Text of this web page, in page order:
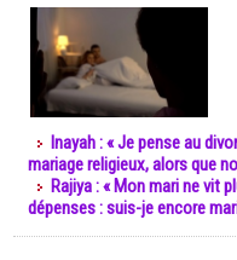
Inayah : « Je pense au
mariage religieux, alors que
Rajiya : « Mon mari ne vit
dépenses : suis-je encore